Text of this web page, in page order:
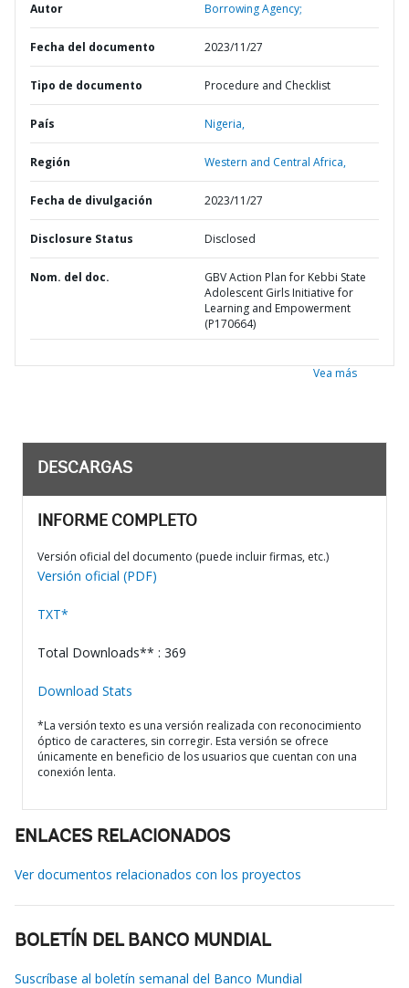
Autor Borrowing Agency;
Fecha del documento 2023/11/27
Tipo de documento Procedure and Checklist
País Nigeria,
Región Western and Central Africa,
Fecha de divulgación 2023/11/27
Disclosure Status Disclosed
Nom. del doc.
GBV Action Plan for Kebbi State
Adolescent Girls Initiative for
Learning and Empowerment
(P170664)
Vea más
DESCARGAS
INFORME COMPLETO
Versión oficial del documento (puede incluir firmas, etc.)
Versión oficial (PDF)
TXT*
Total Downloads** : 369
Download Stats
*La versión texto es una versión realizada con reconocimiento
óptico de caracteres, sin corregir. Esta versión se ofrece
únicamente en beneficio de los usuarios que cuentan con una
conexión lenta.
ENLACES RELACIONADOS
Ver documentos relacionados con los proyectos
BOLETÍN DEL BANCO MUNDIAL
Suscríbase al boletín semanal del Banco Mundial